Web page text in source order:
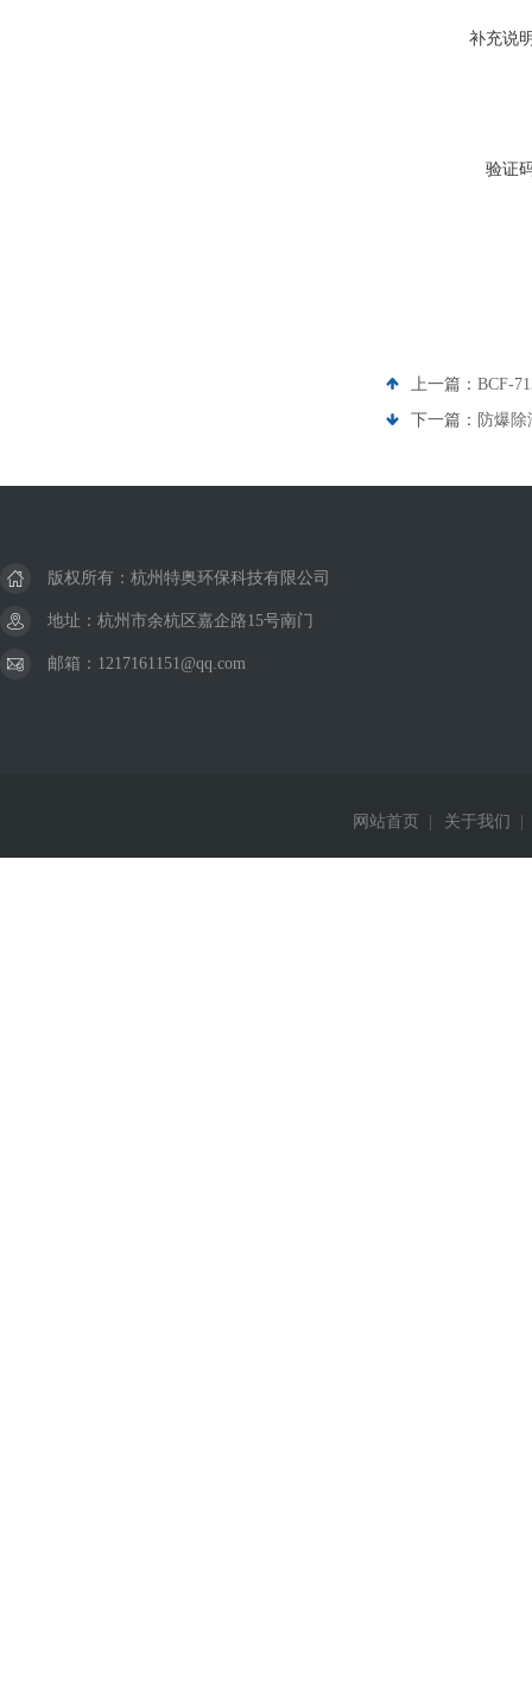
补充说
验证
上一篇： BCF-
下一篇： 防爆除
版权所有：杭州特奥环保科技有限公司
地址：杭州市余杭区嘉企路15号南门
邮箱：1217161151@qq.com
网站首页 关于我们